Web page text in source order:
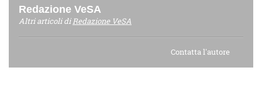
Redazione VeSA
Altri articoli diRedazione VeSA
Contatta l'autore